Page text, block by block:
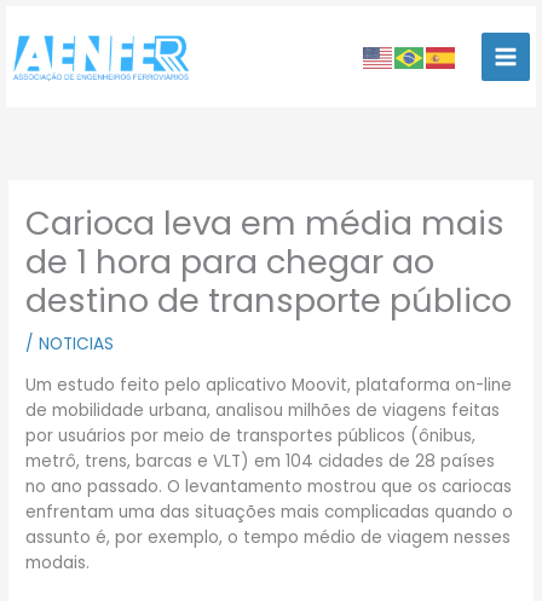
para
conteúdo
Carioca leva em média mais
de 1 hora para chegar ao
destino de transporte público
/NOTICIAS
Um estudo feito pelo aplicativo Moovit, plataforma on-line
de mobilidade urbana, analisou milhões de viagens feitas
por usuários por meio de transportes públicos (ônibus,
metrô, trens, barcas e VLT) em 104 cidades de 28 países
no ano passado. O levantamento mostrou que os cariocas
enfrentam uma das situações mais complicadas quando o
assunto é, por exemplo, o tempo médio de viagem nesses
modais.